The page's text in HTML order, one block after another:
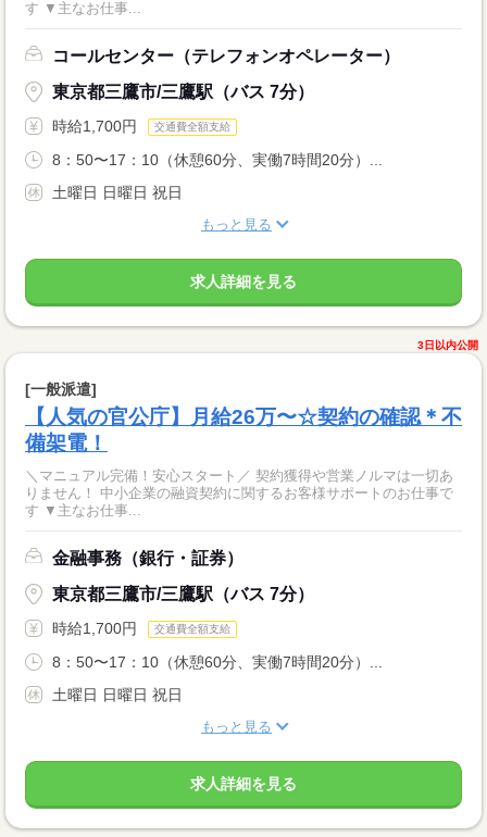
す ▼主なお仕事...
コールセンター（テレフォンオペレーター）
東京都三鷹市/三鷹駅（バス 7分）
時給1,700円 交通費全額支給
8：50〜17：10（休憩60分、実働7時間20分）...
土曜日 日曜日 祝日
もっと見る
求人詳細を見る
3日以内公開
[一般派遣]
【人気の官公庁】月給26万〜☆契約の確認＊不
備架電！
＼マニュアル完備！安心スタート／ 契約獲得や営業ノルマは一切あ
りません！ 中小企業の融資契約に関するお客様サポートのお仕事で
す ▼主なお仕事...
金融事務（銀行・証券）
東京都三鷹市/三鷹駅（バス 7分）
時給1,700円 交通費全額支給
8：50〜17：10（休憩60分、実働7時間20分）...
土曜日 日曜日 祝日
もっと見る
求人詳細を見る